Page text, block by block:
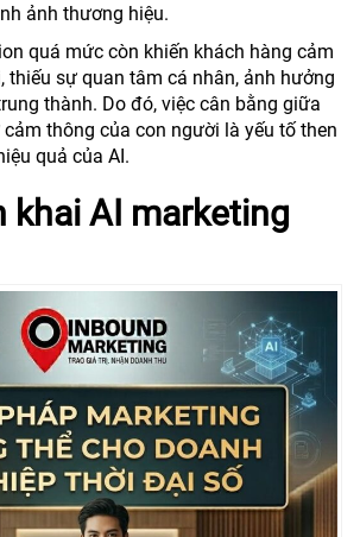
ảnh thương hiệu.
quá mức còn khiến khách hàng cảm
thiếu sự quan tâm cá nhân, ảnh hưởng
thành. Do đó, việc cân bằng giữa
thông của con người là yếu tố then
quả của AI.
khai AI marketing